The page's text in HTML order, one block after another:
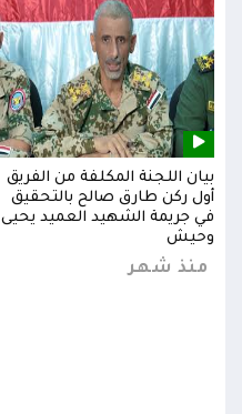
بيان اللجنة المكلفة من الفريق
أول ركن طارق صالح بالتحقيق
في جريمة الشهيد العميد يحيى
وحيش
منذ شهر